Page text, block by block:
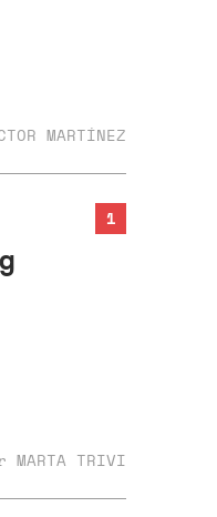
MARTÍNEZ
1
MARTA TRIVI